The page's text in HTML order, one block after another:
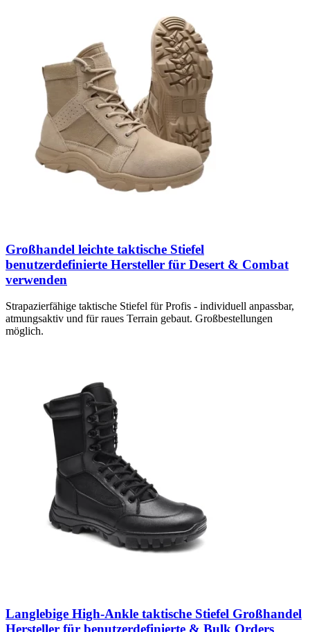
Großhandel leichte taktische Stiefel
benutzerdefinierte Hersteller für Desert & Combat
verwenden
Strapazierfähige taktische Stiefel für Profis - individuell anpassbar,
atmungsaktiv und für raues Terrain gebaut. Großbestellungen
möglich.
Langlebige High-Ankle taktische Stiefel Großhandel
Hersteller für benutzerdefinierte & Bulk Orders